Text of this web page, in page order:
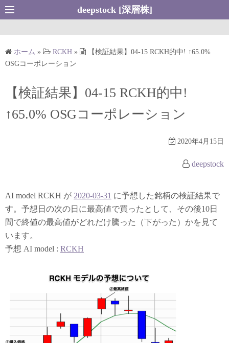
コ
ン
ツ
ッ
deepstock [深層株]
ホーム » RCKH »
【検証結果】04-15 RCKH的中! ↑65.0%
OSGコーポレーション
【検証結果】04-15 RCKH的中!
↑65.0% OSGコーポレーション
2020年4月15日
deepstock
AI model RCKH が 2020-03-31 に予想した銘柄の検証結果で
す。予想日の次の日に最高値で買ったとして、その後10日
間で終値の最高値がどれだけ騰った（下がった）かを見て
います。
予想 AI model : RCKH